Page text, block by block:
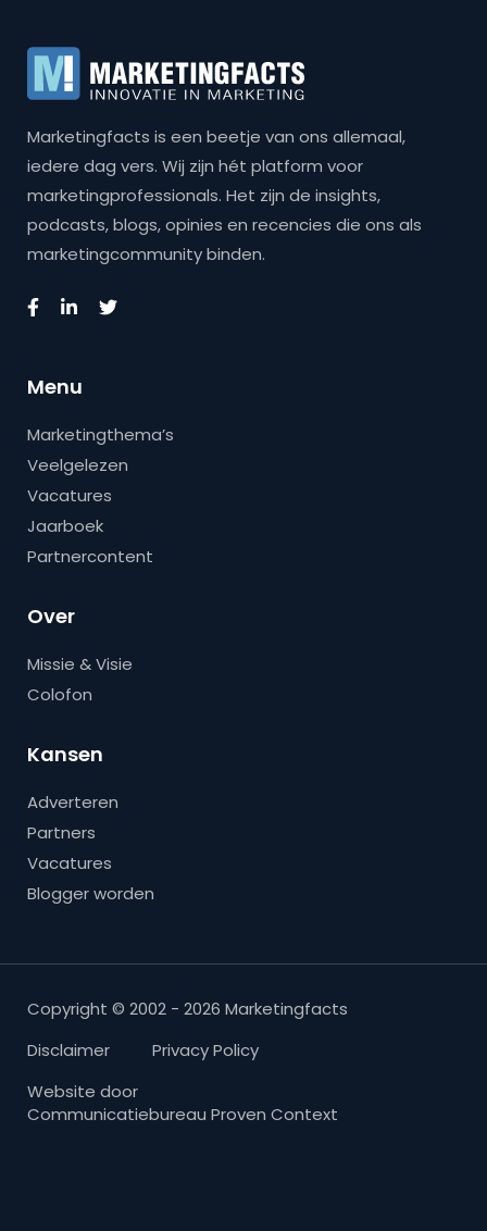
Marketingfacts is een beetje van ons allemaal,
iedere dag vers. Wij zijn hét platform voor
marketingprofessionals. Het zijn de insights,
podcasts, blogs, opinies en recencies die ons als
marketingcommunity binden.
Menu
Marketingthema’s
Veelgelezen
Vacatures
Jaarboek
Partnercontent
Over
Missie & Visie
Colofon
Kansen
Adverteren
Partners
Vacatures
Blogger worden
Copyright © 2002 - 2026 Marketingfacts
Disclaimer
Privacy Policy
Website door
Communicatiebureau Proven Context